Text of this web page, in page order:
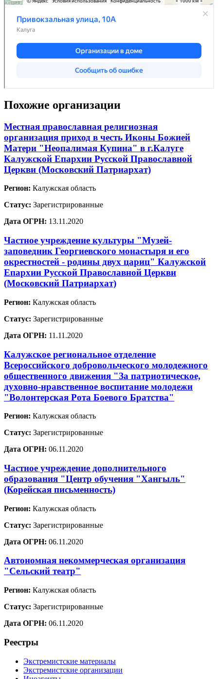
Похожие организации
Местная православная религиозная
организация приход в честь Иконы Божией
Матери "Неопалимая Купина" в г.Калуге
Калужской Епархии Русской Православной
Церкви (Московский Патриархат)
Регион: Калужская область
Статус: Зарегистрированные
Дата ОГРН: 13.11.2020
Частное учреждение культуры "Музей-
заповедник Георгиевского монастыря и его
окрестностей - родины двух цариц" Калужской
Епархии Русской Православной Церкви
(Московский Патриархат)
Регион: Калужская область
Статус: Зарегистрированные
Дата ОГРН: 11.11.2020
Калужское региональное отделение
Всероссийского добровольческого молодежного
общественного движения "За патриотическое,
духовно-нравственное воспитание молодежи
"Волонтерская Рота Боевого Братства"
Регион: Калужская область
Статус: Зарегистрированные
Дата ОГРН: 06.11.2020
Частное учреждение дополнительного
образования "Центр обучения "Хангыль"
(Корейская письменность)
Регион: Калужская область
Статус: Зарегистрированные
Дата ОГРН: 06.11.2020
Автономная некоммерческая организация
"Сельский театр"
Регион: Калужская область
Статус: Зарегистрированные
Дата ОГРН: 06.11.2020
Реестры
Экстремистские материалы
Экстремистские организации